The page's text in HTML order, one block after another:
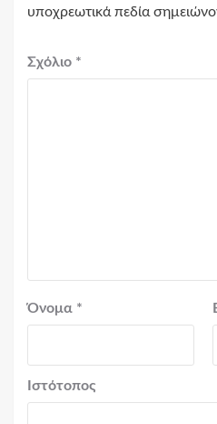
υποχρεωτικά πεδία
Σχόλιο *
Όνομα *
Ιστότοπος